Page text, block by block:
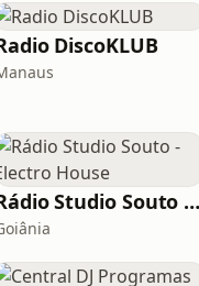
DiscoKLUB
Rádio Studio Souto -